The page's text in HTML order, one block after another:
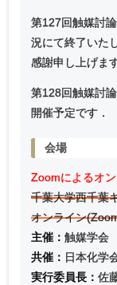
第127回触媒討
況にて終了いた
感謝申し上げま
第128回触媒討
開催予定です．
会場
Zoomによるオ
千葉大学西千葉
オンライン
主催： 触媒学会
共催： 日本化学
実行委員長： 佐